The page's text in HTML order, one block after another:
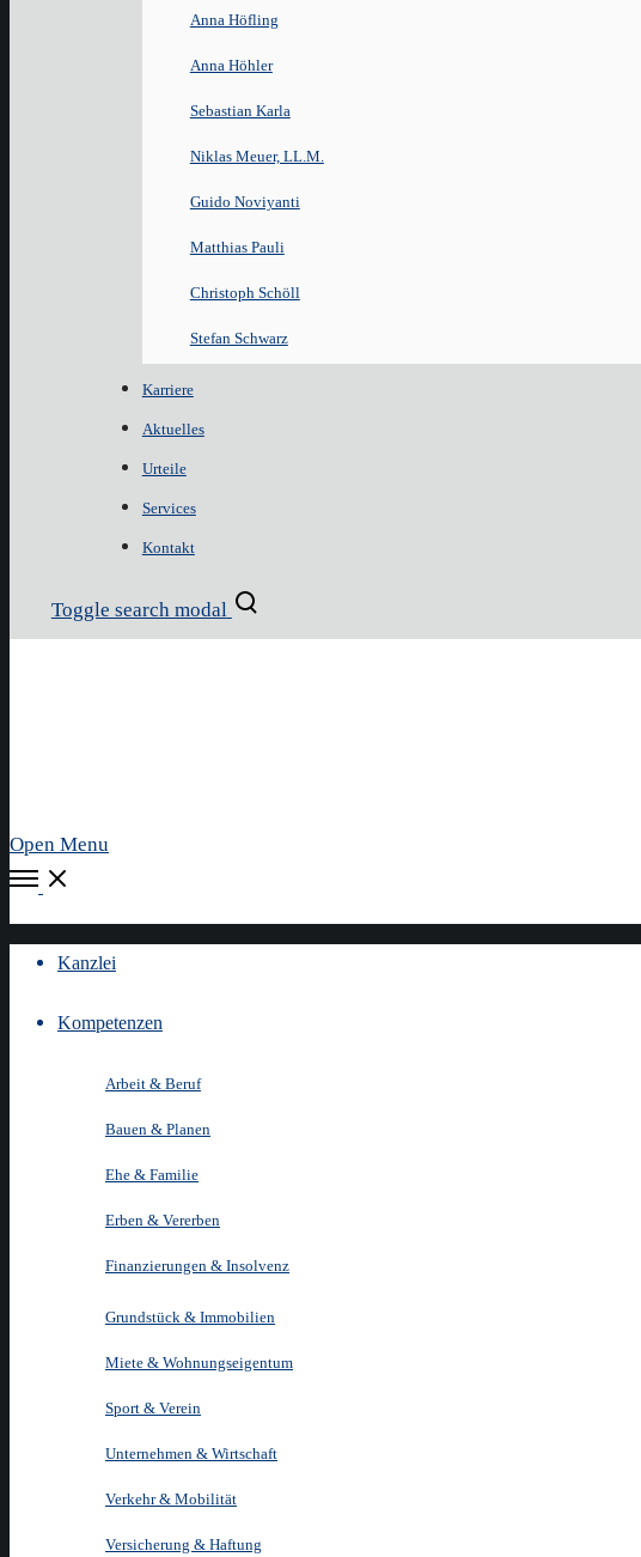
Anna Höfling
Anna Höhler
Sebastian Karla
Niklas Meuer, LL.M.
Guido Noviyanti
Matthias Pauli
Christoph Schöll
Stefan Schwarz
Karriere
Aktuelles
Urteile
Services
Kontakt
Toggle search modal
Open Menu
Kanzlei
Kompetenzen
Arbeit & Beruf
Bauen & Planen
Ehe & Familie
Erben & Vererben
Finanzierungen & Insolvenz
Grundstück & Immobilien
Miete & Wohnungseigentum
Sport & Verein
Unternehmen & Wirtschaft
Verkehr & Mobilität
Versicherung & Haftung